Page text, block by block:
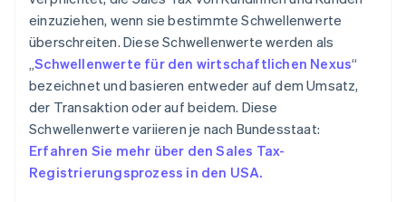
einzuziehen, wenn sie bestimmte Schwellenwerte
überschreiten. Diese Schwellenwerte werden als
„Schwellenwerte für den wirtschaftlichen Nexus“
bezeichnet und basieren entweder auf dem Umsatz,
der Transaktion oder auf beidem. Diese
Schwellenwerte variieren je nach Bundesstaat:
Erfahren Sie mehr über den Sales Tax-
Registrierungsprozess in den USA.